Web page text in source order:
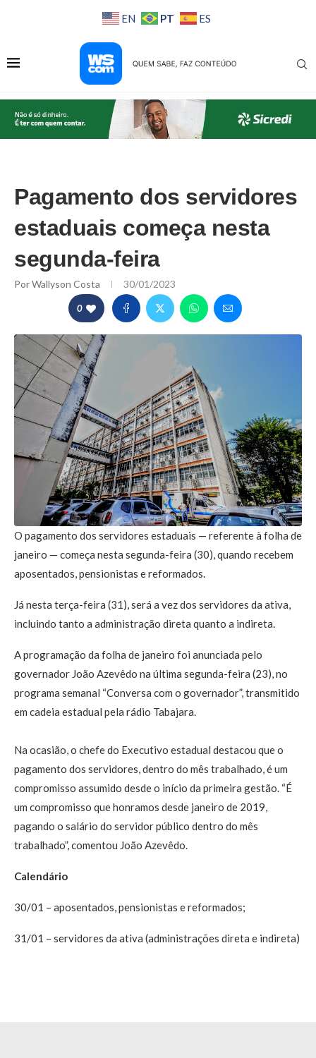
EN PT ES
Pagamento dos servidores
estaduais começa nesta
segunda-feira
PorWallyson Costa 30/01/2023
0
O pagamento dos servidores estaduais — referente à folha de
janeiro — começa nesta segunda-feira (30), quando recebem
aposentados, pensionistas e reformados.
Já nesta terça-feira (31), será a vez dos servidores da ativa,
incluindo tanto a administração direta quanto a indireta.
A programação da folha de janeiro foi anunciada pelo
governador João Azevêdo na última segunda-feira (23), no
programa semanal “Conversa com o governador”, transmitido
em cadeia estadual pela rádio Tabajara.
Na ocasião, o chefe do Executivo estadual destacou que o
pagamento dos servidores, dentro do mês trabalhado, é um
compromisso assumido desde o início da primeira gestão. “É
um compromisso que honramos desde janeiro de 2019,
pagando o salário do servidor público dentro do mês
trabalhado”, comentou João Azevêdo.
Calendário
30/01 – aposentados, pensionistas e reformados;
31/01 – servidores da ativa (administrações direta e indireta)